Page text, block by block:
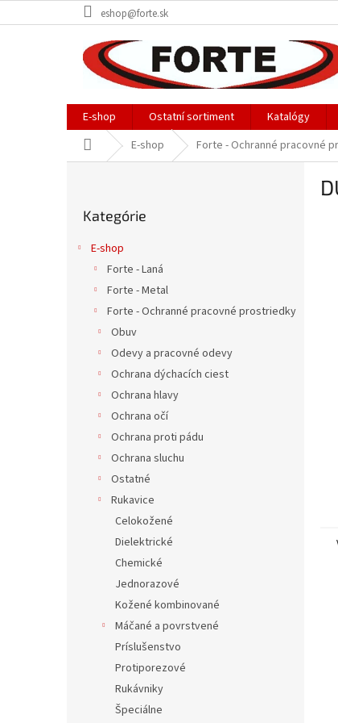
na
eshop@forte.sk
E-shop Ostatní sortiment Katalógy
DomovE-shop Forte - Ochranné pracovné
kategórie
Kategórie
E-shop
Forte - Laná
Forte - Metal
Forte - Ochranné pracovné prostriedky
Obuv
Odevy a pracovné odevy
Ochrana dýchacích ciest
Ochrana hlavy
Ochrana očí
Ochrana proti pádu
Ochrana sluchu
Ostatné
Rukavice
Celokožené
Dielektrické
Chemické
Jednorazové
Kožené kombinované
Máčané a povrstvené
Príslušenstvo
Protiporezové
Rukávniky
Špeciálne